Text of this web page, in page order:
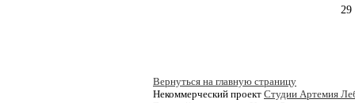
29
Вернуться на главную страницу
Некоммерческий проект Студии Артемия